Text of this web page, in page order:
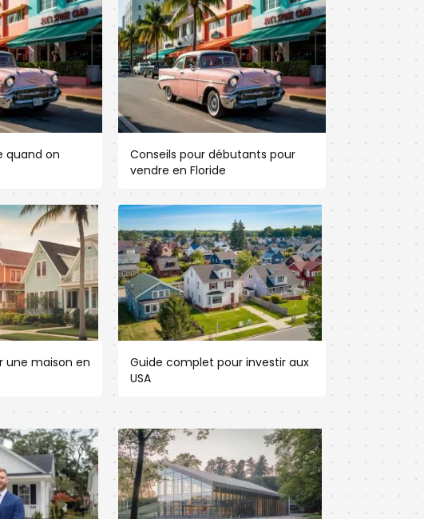
quand on
Conseils pour débutants pour
vendre en Floride
une maison en
Guide complet pour investir aux
USA